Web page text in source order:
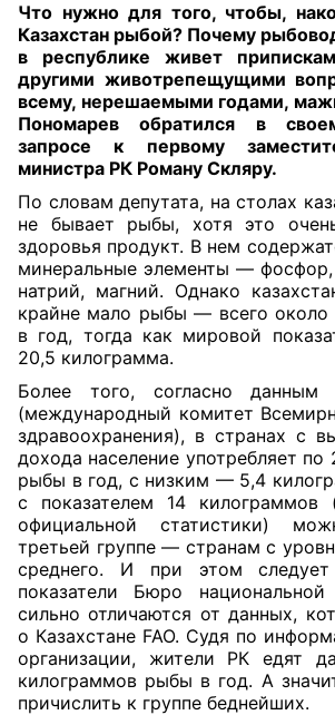
Что нужно для того, чтобы,
Казахстан рыбой? Почему
в республике живет
другими животрепещущими
всему, нерешаемыми годами,
Пономарев обратился в
запросе к первому
министра РК Роману Скляру.
По словам депутата, на столах
не бывает рыбы, хотя это
здоровья продукт. В нем
минеральные элементы — фосфор,
натрий, магний. Однако
крайне мало рыбы — всего около
в год, тогда как мировой
20,5 килограмма.
Более того, согласно данным
(международный комитет
здравоохранения), в странах с
дохода население употребляет по
рыбы в год, с низким — 5,4
с показателем 14 килограммов
официальной статистики)
третьей группе — странам с
среднего. И при этом следует
показатели Бюро
сильно отличаются от данных,
о Казахстане FAO. Судя по
организации, жители РК едят
килограммов рыбы в год. А
причислить к группе беднейших.